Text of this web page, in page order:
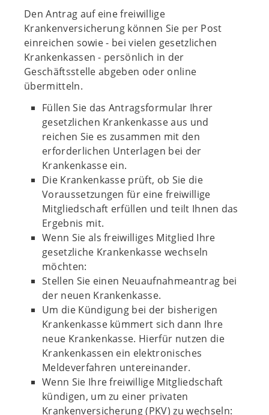
Den Antrag auf eine freiwillige
Krankenversicherung können Sie per Post
einreichen sowie - bei vielen gesetzlichen
Krankenkassen - persönlich in der
Geschäftsstelle abgeben oder online
übermitteln.
Füllen Sie das Antragsformular Ihrer
gesetzlichen Krankenkasse aus und
reichen Sie es zusammen mit den
erforderlichen Unterlagen bei der
Krankenkasse ein.
Die Krankenkasse prüft, ob Sie die
Voraussetzungen für eine freiwillige
Mitgliedschaft erfüllen und teilt Ihnen das
Ergebnis mit.
Wenn Sie als freiwilliges Mitglied Ihre
gesetzliche Krankenkasse wechseln
möchten:
Stellen Sie einen Neuaufnahmeantrag bei
der neuen Krankenkasse.
Um die Kündigung bei der bisherigen
Krankenkasse kümmert sich dann Ihre
neue Krankenkasse. Hierfür nutzen die
Krankenkassen ein elektronisches
Meldeverfahren untereinander.
Wenn Sie Ihre freiwillige Mitgliedschaft
kündigen, um zu einer privaten
Krankenversicherung (PKV) zu wechseln: